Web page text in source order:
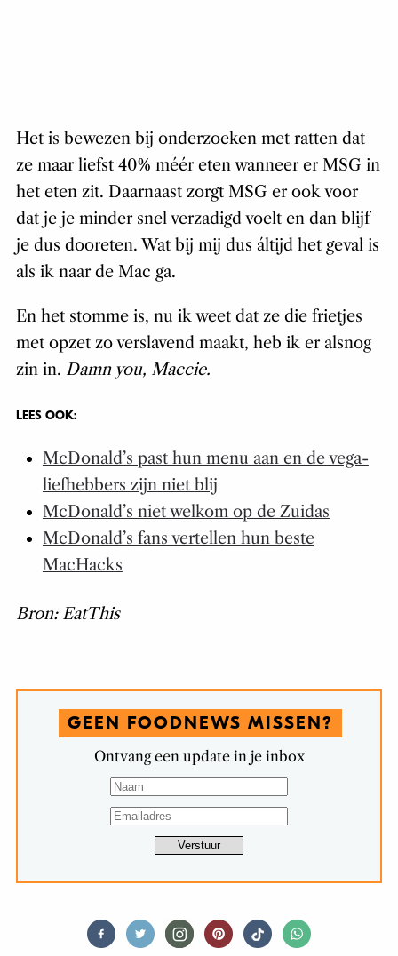
Het is bewezen bij onderzoeken met ratten dat
ze maar liefst 40% méér eten wanneer er MSG in
het eten zit. Daarnaast zorgt MSG er ook voor
dat je je minder snel verzadigd voelt en dan blijf
je dus dooreten. Wat bij mij dus áltijd het geval is
als ik naar de Mac ga.
En het stomme is, nu ik weet dat ze die frietjes
met opzet zo verslavend maakt, heb ik er alsnog
zin in. Damn you, Maccie.
LEES OOK:
McDonald’s past hun menu aan en de vega-
liefhebbers zijn niet blij
McDonald’s niet welkom op de Zuidas
McDonald’s fans vertellen hun beste
MacHacks
Bron: EatThis
GEEN FOODNEWS MISSEN?
Ontvang een update in je inbox